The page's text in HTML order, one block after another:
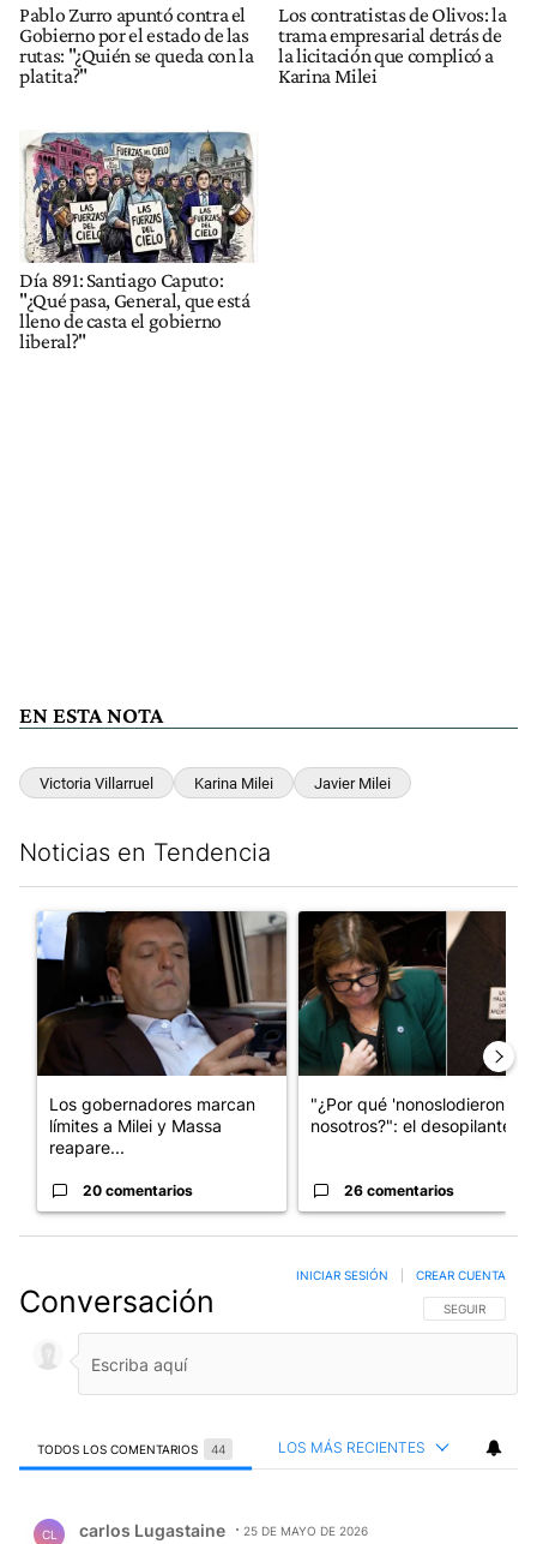
Pablo Zurro apuntó contra el
Gobierno por el estado de las
rutas: "¿Quién se queda con la
platita?"
Los contratistas de Olivos: la
trama empresarial detrás de
la licitación que complicó a
Karina Milei
Día 891: Santiago Caputo:
"¿Qué pasa, General, que está
lleno de casta el gobierno
liberal?"
EN ESTA NOTA
Victoria Villarruel Karina Milei Javier Milei
Noticias en Tendencia
Un artículo de tendencia con el título "Los gobernadores
Los gobernadores marcan
límites a Milei y Massa
reapare...
20 comentarios
Un artículo de tendencia
"¿Por qué 'nonoslodieron' a
nosotros?": el desopilante ...
26 comentarios
Conversación SIGA ESTA
SEGUIR
INICIAR SESIÓN CREAR CUENTA
TODOS LOS COMENTARIOS 44 LOS MÁS RECIENTES
CL carlos Lugastaine 25 DE MAYO DE 2026